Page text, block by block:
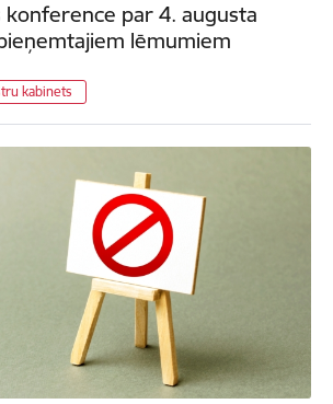
konference par 4. augusta
lēmumiem
kabinets